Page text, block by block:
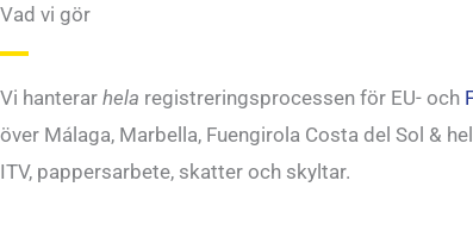
Vad vi gör
Vi hanterar hela registreringsprocessen för EU- och
över Málaga, Marbella, Fuengirola Costa del Sol &
ITV, pappersarbete, skatter och skyltar.